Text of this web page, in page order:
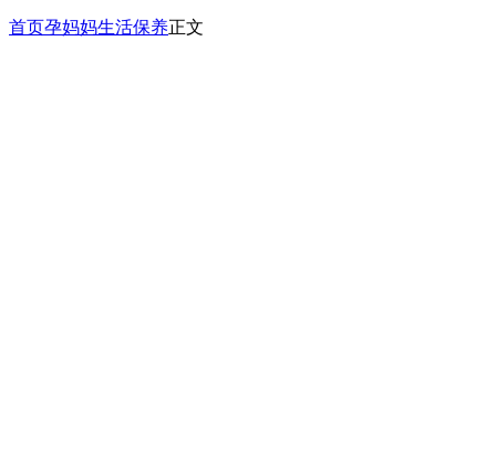
首页孕妈妈生活保养正文